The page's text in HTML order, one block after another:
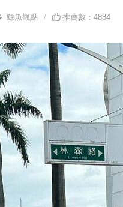
鯨魚觀點 推薦數：4884